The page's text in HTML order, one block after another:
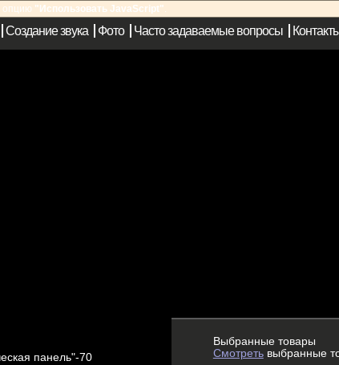
опцию "Использовать JavaScript".
Создание звука Фото Часто задаваемые вопросы
панель"-70
Выбранные товары
Смотретьвыбранные